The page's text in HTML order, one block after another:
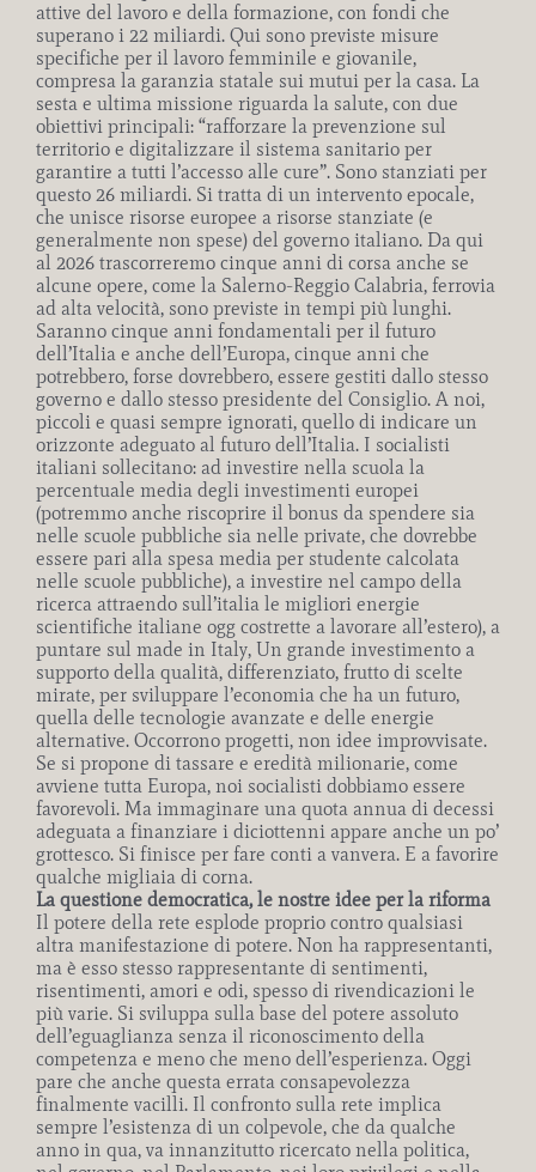
attive del lavoro e della formazione, con fondi che
superano i 22 miliardi. Qui sono previste misure
specifiche per il lavoro femminile e giovanile,
compresa la garanzia statale sui mutui per la casa. La
sesta e ultima missione riguarda la salute, con due
obiettivi principali: “rafforzare la prevenzione sul
territorio e digitalizzare il sistema sanitario per
garantire a tutti l’accesso alle cure”. Sono stanziati per
questo 26 miliardi. Si tratta di un intervento epocale,
che unisce risorse europee a risorse stanziate (e
generalmente non spese) del governo italiano. Da qui
al 2026 trascorreremo cinque anni di corsa anche se
alcune opere, come la Salerno-Reggio Calabria, ferrovia
ad alta velocità, sono previste in tempi più lunghi.
Saranno cinque anni fondamentali per il futuro
dell’Italia e anche dell’Europa, cinque anni che
potrebbero, forse dovrebbero, essere gestiti dallo stesso
governo e dallo stesso presidente del Consiglio. A noi,
piccoli e quasi sempre ignorati, quello di indicare un
orizzonte adeguato al futuro dell’Italia. I socialisti
italiani sollecitano: ad investire nella scuola la
percentuale media degli investimenti europei
(potremmo anche riscoprire il bonus da spendere sia
nelle scuole pubbliche sia nelle private, che dovrebbe
essere pari alla spesa media per studente calcolata
nelle scuole pubbliche), a investire nel campo della
ricerca attraendo sull’italia le migliori energie
scientifiche italiane ogg costrette a lavorare all’estero), a
puntare sul made in Italy, Un grande investimento a
supporto della qualità, differenziato, frutto di scelte
mirate, per sviluppare l’economia che ha un futuro,
quella delle tecnologie avanzate e delle energie
alternative. Occorrono progetti, non idee improvvisate.
Se si propone di tassare e eredità milionarie, come
avviene tutta Europa, noi socialisti dobbiamo essere
favorevoli. Ma immaginare una quota annua di decessi
adeguata a finanziare i diciottenni appare anche un po’
grottesco. Si finisce per fare conti a vanvera. E a favorire
qualche migliaia di corna.
La questione democratica, le nostre idee per la riforma
Il potere della rete esplode proprio contro qualsiasi
altra manifestazione di potere. Non ha rappresentanti,
ma è esso stesso rappresentante di sentimenti,
risentimenti, amori e odi, spesso di rivendicazioni le
più varie. Si sviluppa sulla base del potere assoluto
dell’eguaglianza senza il riconoscimento della
competenza e meno che meno dell’esperienza. Oggi
pare che anche questa errata consapevolezza
finalmente vacilli. Il confronto sulla rete implica
sempre l’esistenza di un colpevole, che da qualche
anno in qua, va innanzitutto ricercato nella politica,